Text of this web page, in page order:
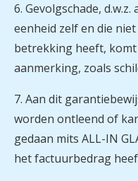
6. Gevolgschade,
eenheid zelf en die
betrekking heeft,
aanmerking, zoals
7. Aan dit
worden ontleend of
gedaan mits ALL-IN
het factuurbedrag